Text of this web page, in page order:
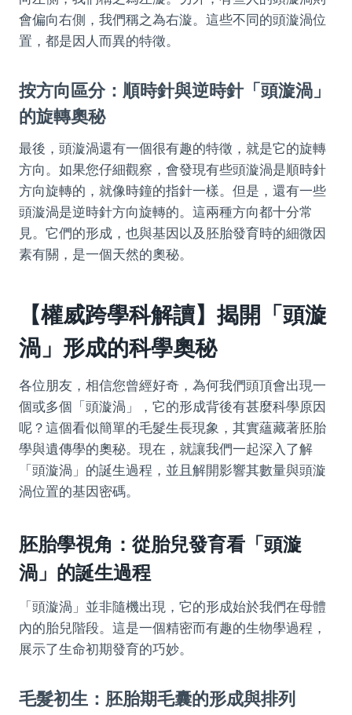
會偏向右側，我們稱之為右漩。這些不同的頭漩渦位
置，都是因人而異的特徵。
按方向區分：順時針與逆時針「頭漩渦」
的旋轉奧秘
最後，頭漩渦還有一個很有趣的特徵，就是它的旋轉
方向。如果您仔細觀察，會發現有些頭漩渦是順時針
方向旋轉的，就像時鐘的指針一樣。但是，還有一些
頭漩渦是逆時針方向旋轉的。這兩種方向都十分常
見。它們的形成，也與基因以及胚胎發育時的細微因
素有關，是一個天然的奧秘。
【權威跨學科解讀】揭開「頭漩
渦」形成的科學奧秘
各位朋友，相信您曾經好奇，為何我們頭頂會出現一
個或多個「頭漩渦」，它的形成背後有甚麼科學原因
呢？這個看似簡單的毛髮生長現象，其實蘊藏著胚胎
學與遺傳學的奧秘。現在，就讓我們一起深入了解
「頭漩渦」的誕生過程，並且解開影響其數量與頭漩
渦位置的基因密碼。
胚胎學視角：從胎兒發育看「頭漩
渦」的誕生過程
「頭漩渦」並非隨機出現，它的形成始於我們在母體
內的胎兒階段。這是一個精密而有趣的生物學過程，
展示了生命初期發育的巧妙。
毛髮初生：胚胎期毛囊的形成與排列